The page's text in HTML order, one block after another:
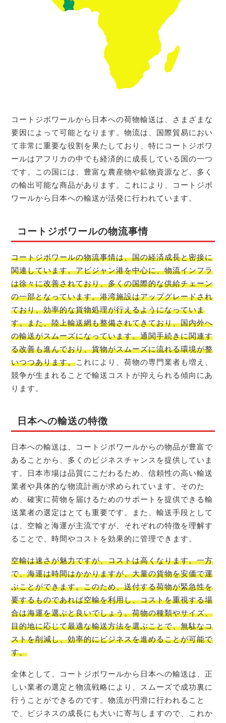
コートジボワールから日本への荷物輸送は、さまざまな
要因によって可能となります。物流は、国際貿易におい
て非常に重要な役割を果たしており、特にコートジボワ
ールはアフリカの中でも経済的に成長している国の一つ
です。この国には、豊富な農産物や鉱物資源など、多く
の輸出可能な商品があります。これにより、コートジボ
ワールから日本への輸送が活発に行われています。
コートジボワールの物流事情
コートジボワールの物流事情は、国の経済成長と密接に
関連しています。アビジャン港を中心に、物流インフラ
は徐々に改善されており、多くの国際的な供給チェーン
の一部となっています。港湾施設はアップグレードされ
ており、効率的な貨物処理が行えるようになっていま
す。また、陸上輸送網も整備されてきており、国内外へ
の輸送がスムーズになっています。通関手続きに関連す
る改善も進んでおり、貨物がスムーズに流れる環境が整
いつつあります。これにより、荷物の専門業者も増え、
競争が生まれることで輸送コストが抑えられる傾向にあ
ります。
日本への輸送の特徴
日本への輸送は、コートジボワールからの物品が豊富で
あることから、多くのビジネスチャンスを提供していま
す。日本市場は品質にこだわるため、信頼性の高い輸送
業者や具体的な物流計画が求められています。そのた
め、確実に荷物を届けるためのサポートを提供できる輸
送業者の選定はとても重要です。また、輸送手段として
は、空輸と海運が主流ですが、それぞれの特徴を理解す
ることで、時間やコストを効果的に管理できます。
空輸は速さが魅力ですが、コストは高くなります。一方
で、海運は時間はかかりますが、大量の貨物を安価で運
ぶことができます。このため、送付する荷物が緊急性を
要するものであれば空輸を利用し、コストを重視する場
合は海運を選ぶと良いでしょう。荷物の種類やサイズ、
目的地に応じて最適な輸送方法を選ぶことで、無駄なコ
ストを削減し、効率的にビジネスを進めることが可能で
す。
全体として、コートジボワールから日本への輸送は、正
しい業者の選定と物流戦略により、スムーズで成功裏に
行うことができるのです。物流が円滑に行われること
で、ビジネスの成長にも大いに寄与しますので、これか